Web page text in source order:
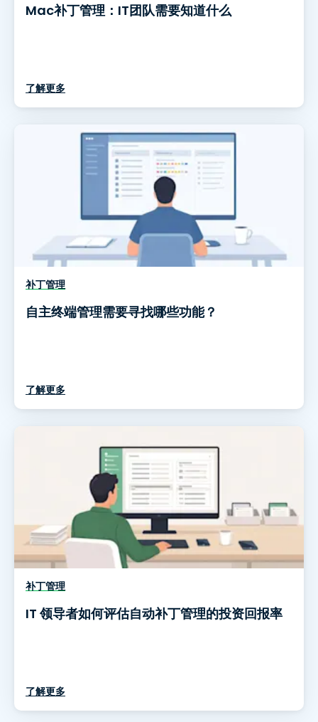
Mac补丁管理：IT团队需要知道什么
了解更多
补丁管理
自主终端管理需要寻找哪些功能？
了解更多
补丁管理
IT 领导者如何评估自动补丁管理的投资回报率
了解更多